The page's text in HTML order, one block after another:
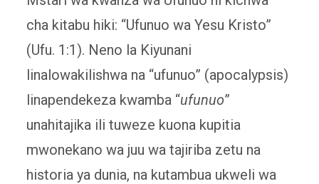
cha kitabu hiki: “Ufunuo wa Yesu Kristo”
(Ufu. 1:1). Neno la Kiyunani
linalowakilishwa na “ufunuo” (apocalypsis)
linapendekeza kwamba “ufunuo”
unahitajika ili tuweze kuona kupitia
mwonekano wa juu wa tajiriba zetu na
historia ya dunia, na kutambua ukweli wa